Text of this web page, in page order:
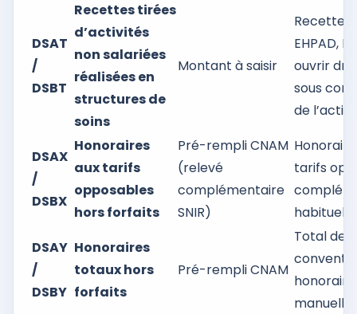
DSAT
/
DSBT
Recettes tirées
d’activités
non salariées
réalisées en
structures de
soins
Montant à saisir
Recettes
EHPAD,
ouvrir
sous
de
DSAX
/
DSBX
Honoraires
aux tarifs
opposables
hors forfaits
Pré-rempli CNAM
(relevé
complémentaire
SNIR)
tarifs
habituel).
DSAY
/
DSBY
Honoraires
totaux hors
forfaits
Pré-rempli CNAM
Total